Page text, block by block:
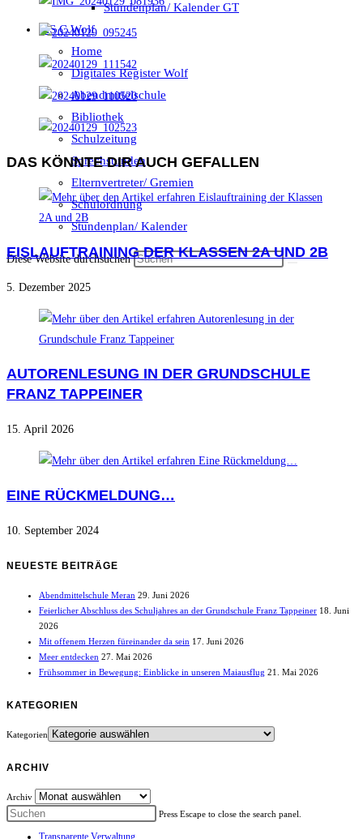
Stundenplan/ Kalender GT
MS C.Wolf
Home
Digitales Register Wolf
Abendmittelschule
Bibliothek
Schulzeitung
Sprechstunden
Elternvertreter/ Gremien
Schulordnung
Stundenplan/ Kalender
Diese Website durchsuchen
DAS KÖNNTE DIR AUCH GEFALLEN
EISLAUFTRAINING DER KLASSEN 2A UND 2B
5. Dezember 2025
AUTORENLESUNG IN DER GRUNDSCHULE
FRANZ TAPPEINER
15. April 2026
EINE RÜCKMELDUNG…
10. September 2024
NEUESTE BEITRÄGE
Abendmittelschule Meran 29. Juni 2026
Feierlicher Abschluss des Schuljahres an der Grundschule Franz Tappeiner 18. Juni
2026
Mit offenem Herzen füreinander da sein 17. Juni 2026
Meer entdecken 27. Mai 2026
Frühsommer in Bewegung: Einblicke in unseren Maiausflug 21. Mai 2026
KATEGORIEN
Kategorien
ARCHIV
Archiv
Press Escape to close the search panel.